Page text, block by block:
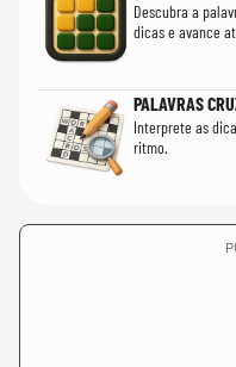
Descubra a
dicas e avance
PALAVRAS
Interprete as
ritmo.